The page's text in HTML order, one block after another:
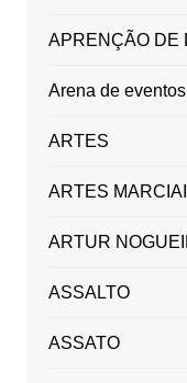
APRENÇÃO DE
Arena de
ARTES
ARTES
ARTUR
ASSALTO
ASSATO